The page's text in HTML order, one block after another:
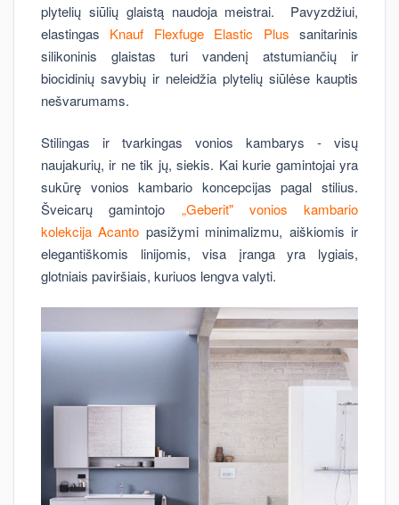
plytelių siūlių glaistą naudoja meistrai. Pavyzdžiui,
elastingas Knauf Flexfuge Elastic Plus sanitarinis
silikoninis glaistas turi vandenį atstumiančių ir
biocidinių savybių ir neleidžia plytelių siūlėse kauptis
nešvarumams.
Stilingas ir tvarkingas vonios kambarys - visų
naujakurių, ir ne tik jų, siekis. Kai kurie gamintojai yra
sukūrę vonios kambario koncepcijas pagal stilius.
Šveicarų gamintojo „Geberit" vonios kambario
kolekcija Acanto pasižymi minimalizmu, aiškiomis ir
elegantiškomis linijomis, visa įranga yra lygiais,
glotniais paviršiais, kuriuos lengva valyti.